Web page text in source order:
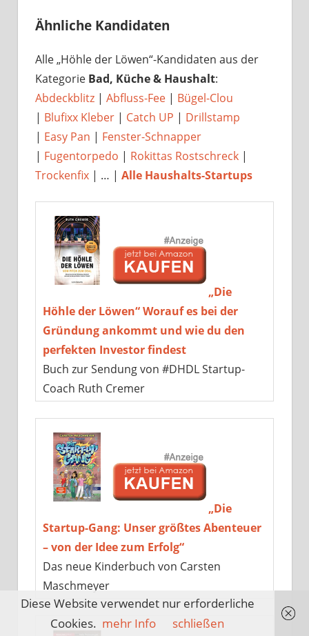
Ähnliche Kandidaten
Alle „Höhle der Löwen“-Kandidaten aus der
Kategorie Bad, Küche & Haushalt:
Abdeckblitz | Abfluss-Fee | Bügel-Clou
| Blufixx Kleber | Catch UP | Drillstamp
| Easy Pan | Fenster-Schnapper
| Fugentorpedo | Rokittas Rostschreck |
Trockenfix | … | Alle Haushalts-Startups
„Die
Höhle der Löwen“ Worauf es bei der
Gründung ankommt und wie du den
perfekten Investor findest
Buch zur Sendung von #DHDL Startup-
Coach Ruth Cremer
„Die
Startup-Gang: Unser größtes Abenteuer
– von der Idee zum Erfolg“
Das neue Kinderbuch von Carsten
Maschmeyer
Diese Website verwendet nur erforderliche
Cookies. mehr Info schließen